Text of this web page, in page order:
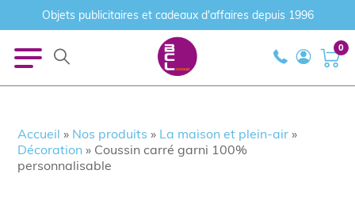
Objets publicitaires et cadeaux d'affaires depuis 1996
0
Accueil » Nos produits » La maison et plein-air »
Décoration » Coussin carré garni 100%
personnalisable